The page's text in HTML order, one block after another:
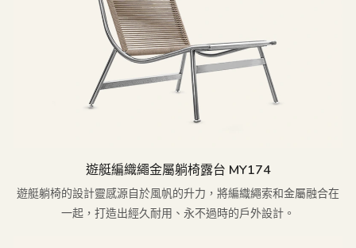
遊艇編織繩金屬躺椅露台 MY174
遊艇躺椅的設計靈感源自於風帆的升力，將編織繩索和金屬融合在
一起，打造出經久耐用、永不過時的戶外設計。